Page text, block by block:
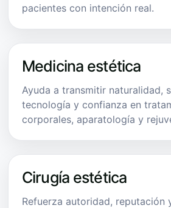
pacientes con intención real.
Medicina estética
Ayuda a transmitir naturalidad,
tecnología y confianza en
corporales, aparatología y
Cirugía estética
Refuerza autoridad, reputación